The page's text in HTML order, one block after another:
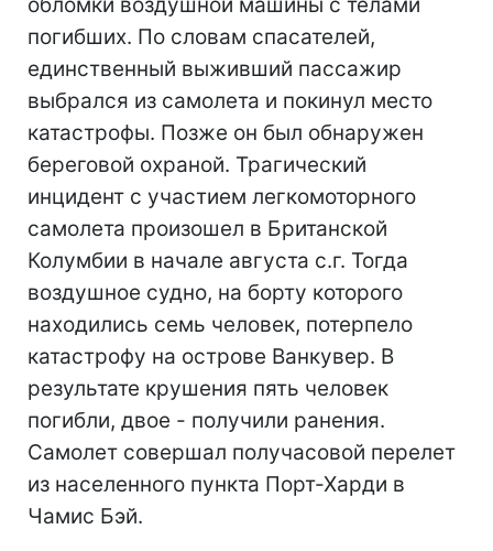
погибших. По словам спасателей,
единственный выживший пассажир
выбрался из самолета и покинул место
катастрофы. Позже он был обнаружен
береговой охраной. Трагический
инцидент с участием легкомоторного
самолета произошел в Британской
Колумбии в начале августа с.г. Тогда
воздушное судно, на борту которого
находились семь человек, потерпело
катастрофу на острове Ванкувер. В
результате крушения пять человек
погибли, двое - получили ранения.
Самолет совершал получасовой перелет
из населенного пункта Порт-Харди в
Чамис Бэй.